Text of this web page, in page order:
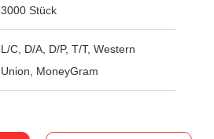
3000 Stück
L/C, D/A, D/P, T/T, Western
Union, MoneyGram